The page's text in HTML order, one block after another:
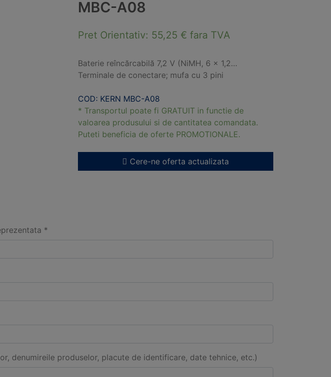
MBC-A08
Pret Orientativ: 55,25 € fara TVA
Baterie reîncărcabilă 7,2 V (NiMH, 6 x 1,2…
Terminale de conectare; mufa cu 3 pini
COD: KERN MBC-A08
* Transportul poate fi GRATUIT in functie de
valoarea produsului si de cantitatea comandata.
Puteti beneficia de oferte PROMOTIONALE.
Cere-ne oferta actualizata
*
denumireile produselor, placute de identificare, date tehnice, etc.)